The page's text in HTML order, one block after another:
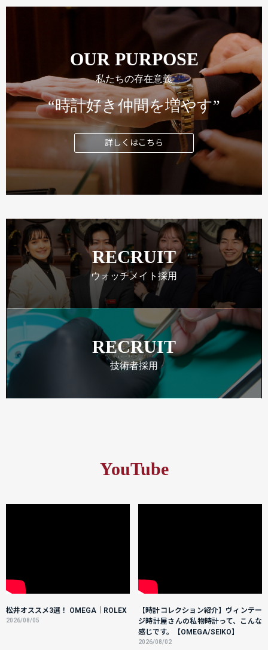
OUR PURPOSE
私たちの存在意義
“時計好き仲間を増やす”
詳しくはこちら
RECRUIT
ウォッチメイト採用
RECRUIT
技術者採用
YouTube
松井オススメ3選！ OMEGA｜ROLEX
2026/08/05
【時計コレクション紹介】ヴィンテー
ジ時計屋さんの私物時計って、こんな
感じです。【OMEGA/SEIKO】
2026/08/02